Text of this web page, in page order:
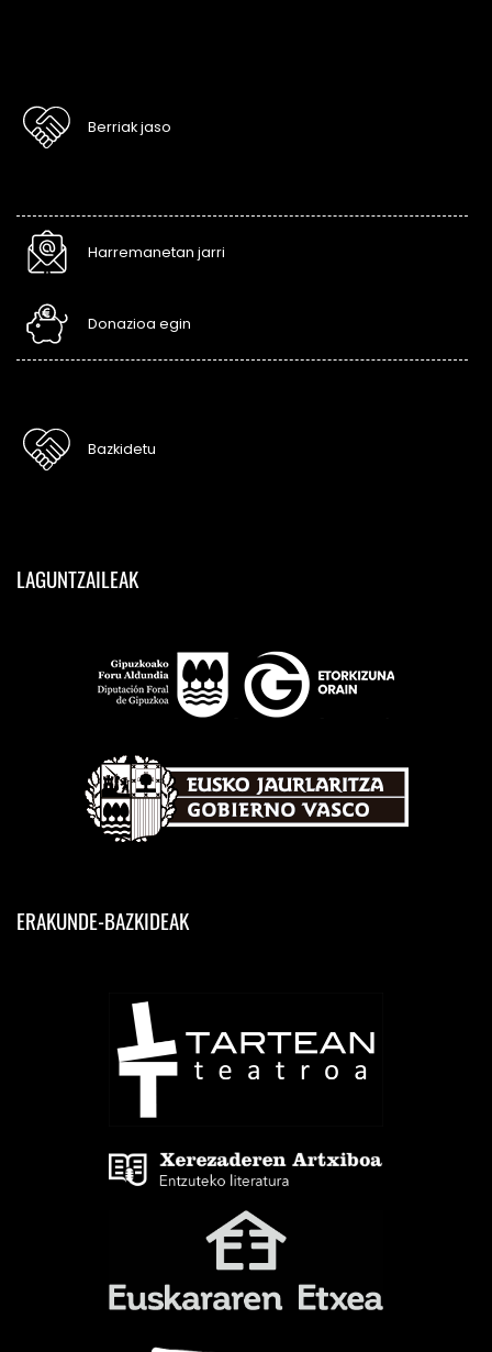
Berriak jaso
Harremanetan jarri
Donazioa egin
Bazkidetu
LAGUNTZAILEAK
ERAKUNDE-BAZKIDEAK